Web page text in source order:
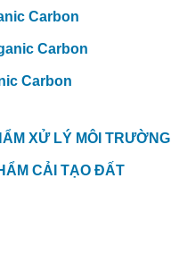
Carbon
Carbon
Carbon
XỬ LÝ MÔI TRƯỜNG
CẢI TẠO ĐẤT